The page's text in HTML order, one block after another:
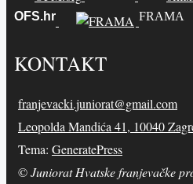
OFS.hr FRAMA
KONTAKT
franjevacki.juniorat@gmail.com
Leopolda Mandića 41, 10040
Tema: GeneratePress
©Juniorat Hvatske franjevačke